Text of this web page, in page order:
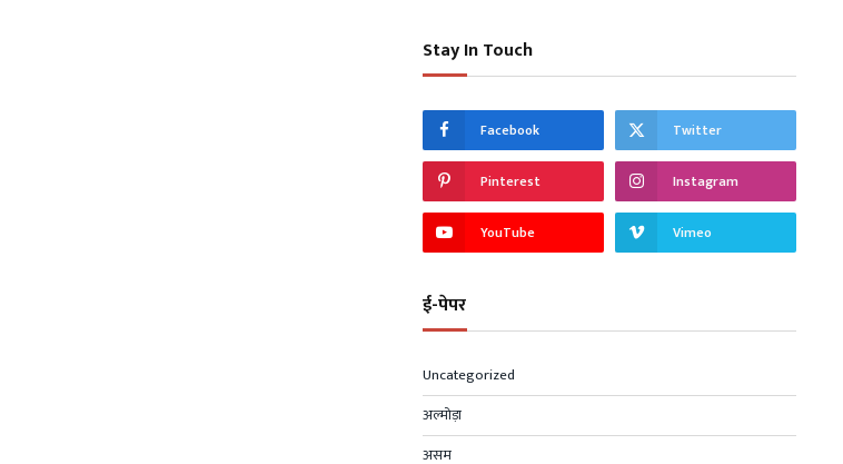
Stay In Touch
Facebook Twitter
Pinterest Instagram
YouTube Vimeo
ई-पेपर
Uncategorized
अल्मोड़ा
असम